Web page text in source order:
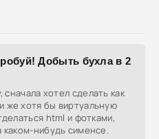
Добыть бухла в 2
сначала хотел сделать как
же хотя бы виртуальную
html и фотками,
нибудь сименсе.